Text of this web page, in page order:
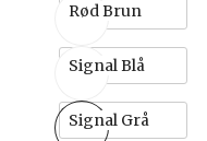
Rød Brun
Signal Blå
Signal Grå